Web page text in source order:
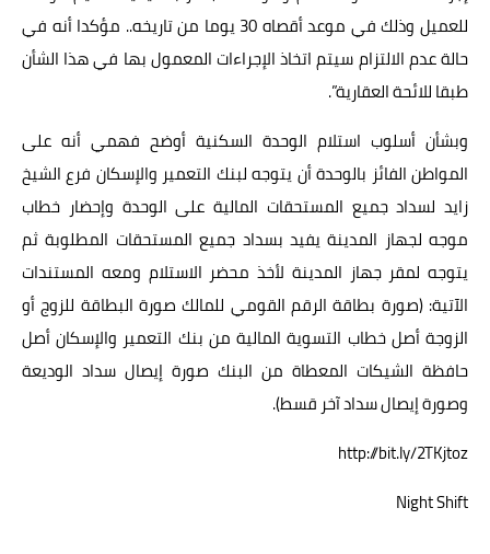
للعميل وذلك في موعد أقصاه 30 يوما من تاريخه.. مؤكدا أنه في
حالة عدم الالتزام سيتم اتخاذ الإجراءات المعمول بها في هذا الشأن
طبقا للائحة العقارية”.
وبشأن أسلوب استلام الوحدة السكنية أوضح فهمي أنه على
المواطن الفائز بالوحدة أن يتوجه لبنك التعمير والإسكان فرع الشيخ
زايد لسداد جميع المستحقات المالية على الوحدة وإحضار خطاب
موجه لجهاز المدينة يفيد بسداد جميع المستحقات المطلوبة ثم
يتوجه لمقر جهاز المدينة لأخذ محضر الاستلام ومعه المستندات
الآتية: (صورة بطاقة الرقم القومي للمالك صورة البطاقة للزوج أو
الزوجة أصل خطاب التسوية المالية من بنك التعمير والإسكان أصل
حافظة الشيكات المعطاة من البنك صورة إيصال سداد الوديعة
وصورة إيصال سداد آخر قسط).
http://bit.ly/2TKjtoz
Night Shift